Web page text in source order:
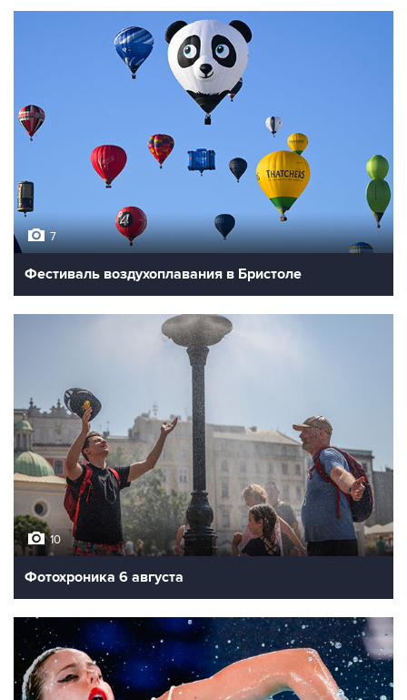
7
Фестиваль воздухоплавания в Бристоле
10
Фотохроника 6 августа